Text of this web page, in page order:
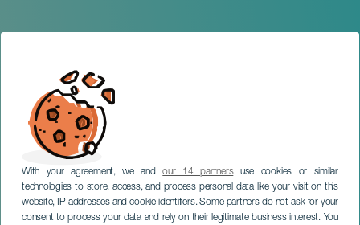
With your agreement, we andour 14 partnersuse cookies or similar
technologies to store, access, and process personal data like your visit on this
website, IP addresses and cookie identifiers. Some partners do not ask for your
consent to process your data and rely on their legitimate business interest. You